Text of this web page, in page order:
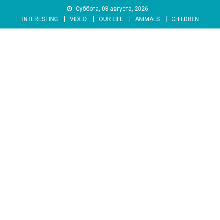
content
Суббота, 08 августа, 2026
INTERESTING
VIDEO OUR LIFE ANIMALS CHILDREN